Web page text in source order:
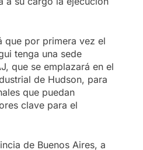
que por primera vez el
tenga una sede
que se emplazará en el
de Hudson, para
que puedan
clave para el
de Buenos Aires, a